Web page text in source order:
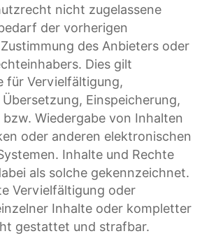
nicht zugelassene
der vorherigen
des Anbieters oder
Dies gilt
für Vervielfältigung,
Einspeicherung,
Wiedergabe von Inhalten
oder anderen elektronischen
Inhalte und Rechte
als solche gekennzeichnet.
Vervielfältigung oder
Inhalte oder kompletter
gestattet und strafbar.